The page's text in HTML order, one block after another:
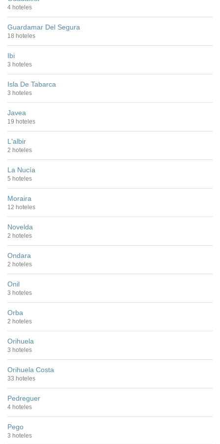
4 hoteles
Guardamar Del Segura
18 hoteles
Ibi
3 hoteles
Isla De Tabarca
3 hoteles
Javea
19 hoteles
L'albir
2 hoteles
La Nucía
5 hoteles
Moraira
12 hoteles
Novelda
2 hoteles
Ondara
2 hoteles
Onil
3 hoteles
Orba
2 hoteles
Orihuela
3 hoteles
Orihuela Costa
33 hoteles
Pedreguer
4 hoteles
Pego
3 hoteles